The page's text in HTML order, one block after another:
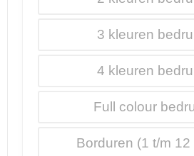
3
4
Borduren
Full colour